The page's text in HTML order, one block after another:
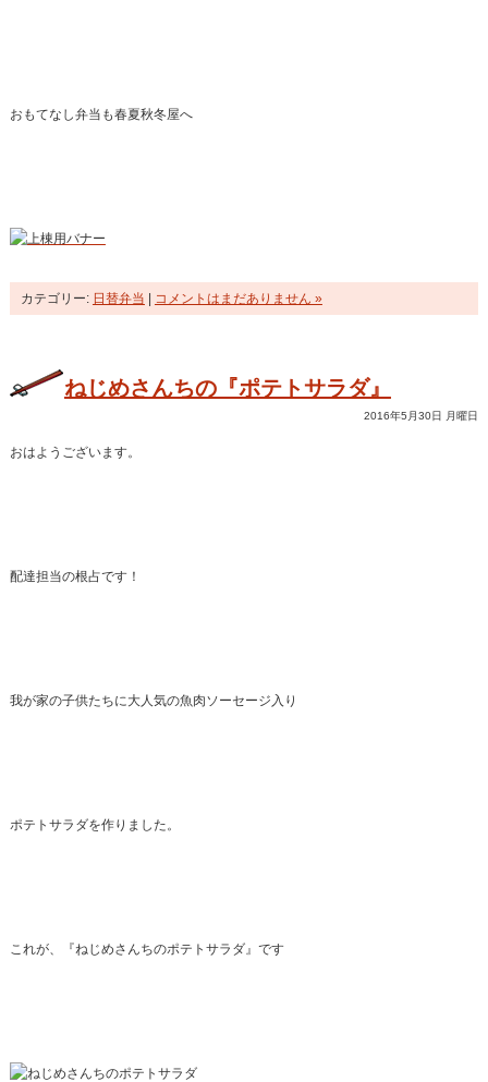
おもてなし弁当も春夏秋冬屋へ
カテゴリー: 日替弁当 コメントはまだありません »
ねじめさんちの『ポテトサラダ』
2016年5月30日 月曜日
おはようございます。
配達担当の根占です！
我が家の子供たちに大人気の魚肉ソーセージ入り
ポテトサラダを作りました。
これが、『ねじめさんちのポテトサラダ』です